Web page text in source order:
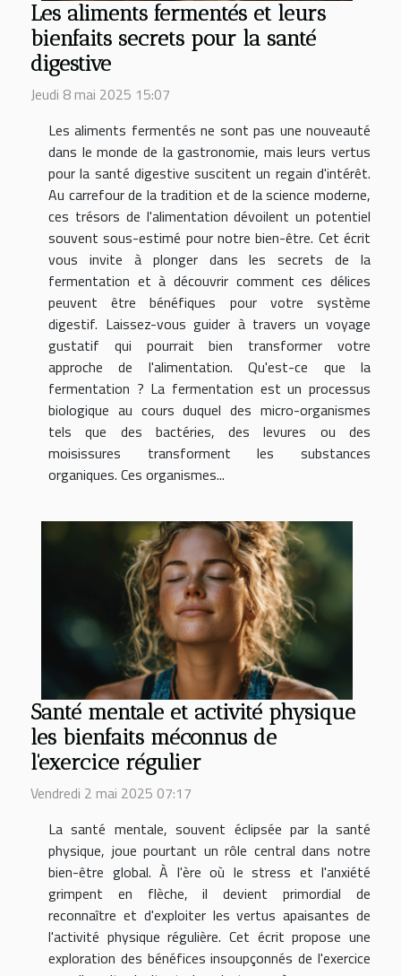
Les aliments fermentés et leurs
bienfaits secrets pour la santé
digestive
Jeudi 8 mai 2025 15:07
Les aliments fermentés ne sont pas une nouveauté
dans le monde de la gastronomie, mais leurs vertus
pour la santé digestive suscitent un regain d'intérêt.
Au carrefour de la tradition et de la science moderne,
ces trésors de l'alimentation dévoilent un potentiel
souvent sous-estimé pour notre bien-être. Cet écrit
vous invite à plonger dans les secrets de la
fermentation et à découvrir comment ces délices
peuvent être bénéfiques pour votre système
digestif. Laissez-vous guider à travers un voyage
gustatif qui pourrait bien transformer votre
approche de l'alimentation. Qu'est-ce que la
fermentation ? La fermentation est un processus
biologique au cours duquel des micro-organismes
tels que des bactéries, des levures ou des
moisissures transforment les substances
organiques. Ces organismes...
Santé mentale et activité physique
les bienfaits méconnus de
l'exercice régulier
Vendredi 2 mai 2025 07:17
La santé mentale, souvent éclipsée par la santé
physique, joue pourtant un rôle central dans notre
bien-être global. À l'ère où le stress et l'anxiété
grimpent en flèche, il devient primordial de
reconnaître et d'exploiter les vertus apaisantes de
l'activité physique régulière. Cet écrit propose une
exploration des bénéfices insoupçonnés de l'exercice